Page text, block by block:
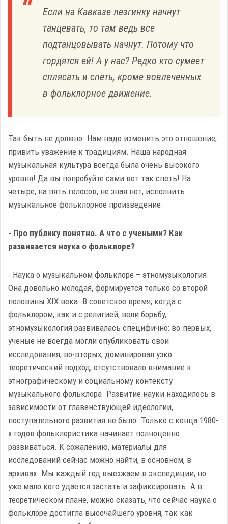
Если на Кавказе лезгинку начнут
танцевать, то там ведь все
подтанцовывать начнут. Потому что
гордятся ей! А у нас? Редко кто сумеет
сплясать и спеть, кроме вовлеченных
в фольклорное движение.
Так быть не должно. Нам надо изменить это отношение,
привить уважение к традициям. Наша народная
музыкальная культура всегда была очень высокого
уровня! Да вы попробуйте сами вот так спеть! На
четыре, на пять голосов, не зная нот, исполнить
музыкальное фольклорное произведение.
- Про публику понятно. А что с учеными? Как
развивается наука о фольклоре?
- Наука о музыкальном фольклоре – этномузыкология.
Она довольно молодая, формируется только со второй
половины XIX века. В советское время, когда с
фольклором, как и с религией, вели борьбу,
этномузыкология развивалась специфично: во-первых,
ученые не всегда могли опубликовать свои
исследования, во-вторых, доминировал узко
теоретический подход, отсутствовало внимание к
этнографическому и социальному контексту
музыкального фольклора. Развитие науки находилось в
зависимости от главенствующей идеологии,
поступательного развития не было. Только с конца 1980-
х годов фольклористика начинает полноценно
развиваться. К сожалению, материалы для
исследований сейчас можно найти, в основном, в
архивах. Мы каждый год выезжаем в экспедиции, но
уже мало кого удается застать и зафиксировать. А в
теоретическом плане, можно сказать, что сейчас наука о
фольклоре достигла высочайшего уровня, так как